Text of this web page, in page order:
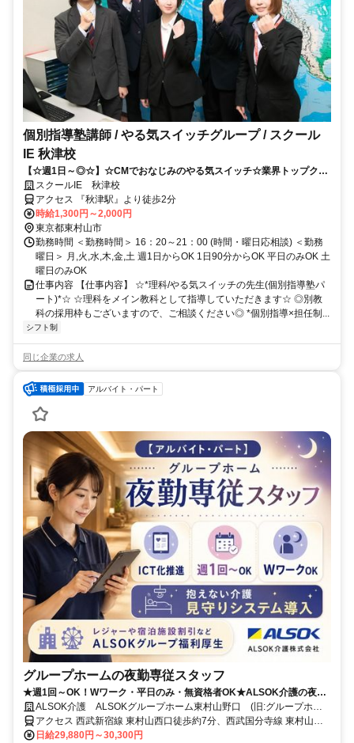
個別指導塾講師 / やる気スイッチグループ / スクール
IE 秋津校
【☆週1日～◎☆】☆CMでおなじみのやる気スイッチ☆業界トップクラ
スの教育力！！
スクールIE 秋津校
アクセス 『秋津駅』より徒歩2分
時給1,300円～2,000円
東京都東村山市
勤務時間 ＜勤務時間＞ 16：20～21：00 (時間・曜日応相談) ＜勤務
曜日＞ 月,火,水,木,金,土 週1日からOK 1日90分からOK 平日のみOK 土
曜日のみOK
仕事内容 【仕事内容】 ☆*理科/やる気スイッチの先生(個別指導塾パ
ート)*☆ ☆理科をメイン教科として指導していただきます☆ ◎別教
科の採用枠もございますので、ご相談ください◎ *個別指導×担任制...
シフト制
同じ企業の求人
アルバイト・パート
グループホームの夜勤専従スタッフ
★週1回～OK！Wワーク・平日のみ・無資格者OK★ALSOK介護の夜勤
介護スタッフ
ALSOK介護 ALSOKグループホーム東村山野口 (旧:グループホー
ムみんなの家・東村山)
アクセス 西武新宿線 東村山西口徒歩約7分、西武国分寺線 東村山西
口徒歩約7分
日給29,880円～30,300円